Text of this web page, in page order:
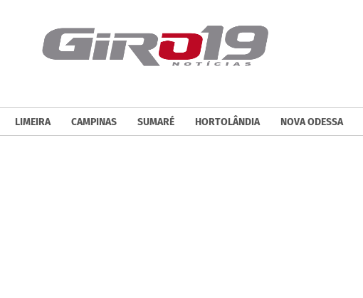
LIMEIRA CAMPINAS SUMARÉ HORTOLÂNDIA NOVA ODESSA